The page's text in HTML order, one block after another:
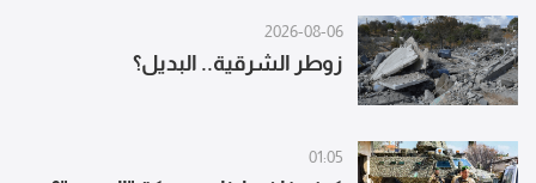
2026-08-06
زوطر الشرقية.. البديل؟
01:05